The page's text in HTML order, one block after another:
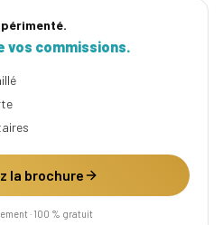
vos commissions.
la brochure
· 100 % gratuit